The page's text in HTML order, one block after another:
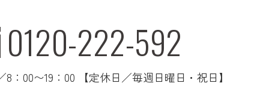
0120-222-592
8：00〜19：00 【定休日／毎週日曜日・祝日】